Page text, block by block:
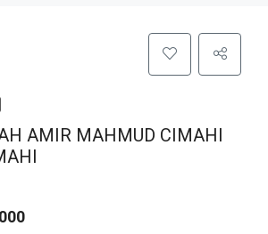
AMIR MAHMUD CIMAHI